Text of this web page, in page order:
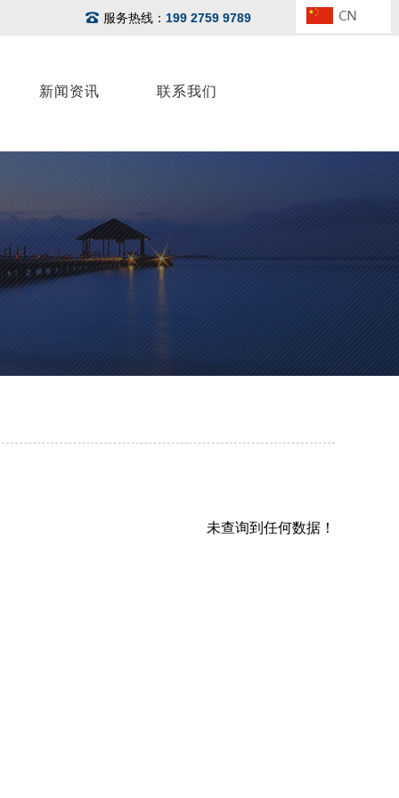
服务热线： 199 2759 9789
新闻资讯 联系我们
未查询到任何数据！